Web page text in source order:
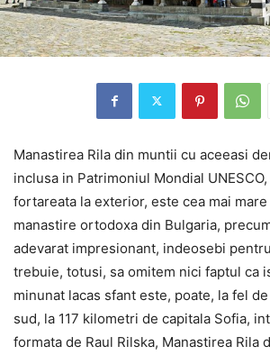
Manastirea Rila din muntii cu aceeasi
inclusa in Patrimoniul Mondial
fortareata la exterior, este cea mai
manastire ortodoxa din Bulgaria,
adevarat impresionant, indeosebi
trebuie, totusi, sa omitem nici faptul ca
minunat lacas sfant este, poate, la fel
sud, la 117 kilometri de capitala Sofia,
formata de Raul Rilska, Manastirea Rila